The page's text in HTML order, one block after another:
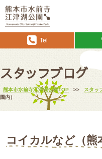
Tel
スタッフブログ
熊本市水前寺江津湖公園TOP >> スタッ
園内）
コイカルなど（熊